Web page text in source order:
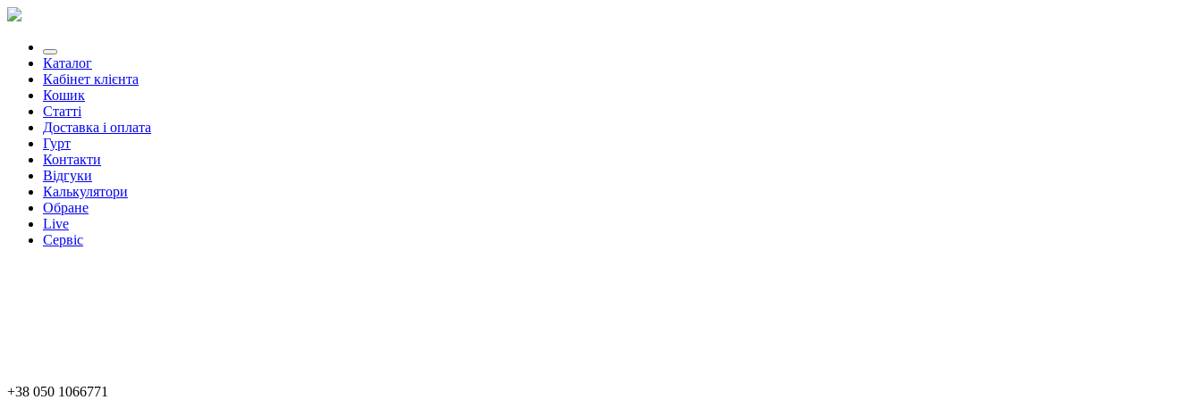
Каталог
Кабінет клієнта
Кошик
Статті
Доставка і оплата
Гурт
Контакти
Відгуки
Калькулятори
Обране
Live
Сервіс
+38 050 1066771